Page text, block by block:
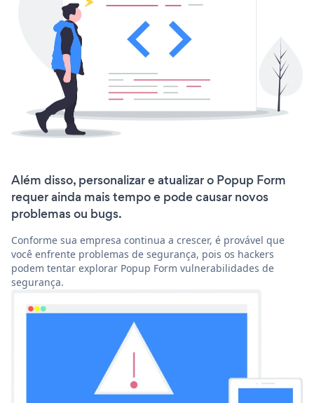
Além disso, personalizar e atualizar o Popup Form
requer ainda mais tempo e pode causar novos
problemas ou bugs.
Conforme sua empresa continua a crescer, é provável que
você enfrente problemas de segurança, pois os hackers
podem tentar explorar Popup Form vulnerabilidades de
segurança.